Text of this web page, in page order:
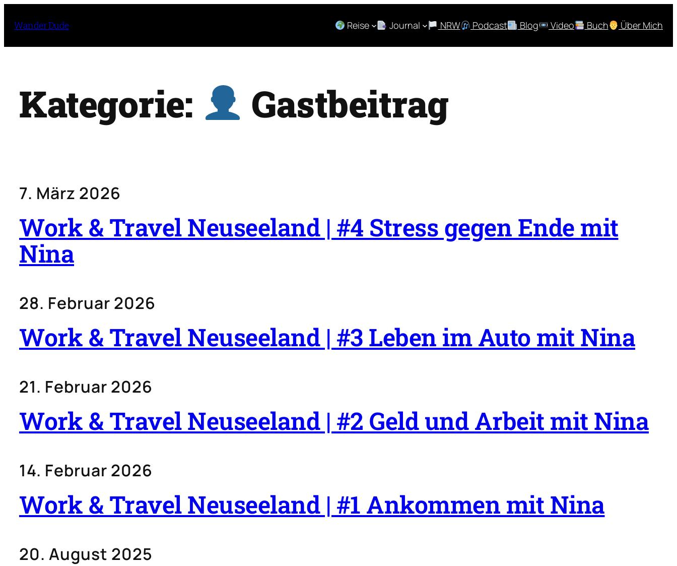
Inhalt
Wander Dude Reise Journal NRW Podcast Blog Video Buch Über Mich
Kategorie: Gastbeitrag
7. März 2026
Work & Travel Neuseeland | #4 Stress gegen Ende mit
Nina
28. Februar 2026
Work & Travel Neuseeland | #3 Leben im Auto mit Nina
21. Februar 2026
Work & Travel Neuseeland | #2 Geld und Arbeit mit Nina
14. Februar 2026
Work & Travel Neuseeland | #1 Ankommen mit Nina
20. August 2025